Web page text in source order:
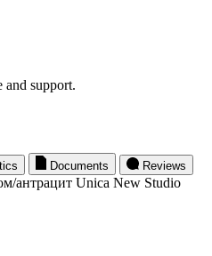
and support.
Documents Reviews
антрацит Unica New Studio